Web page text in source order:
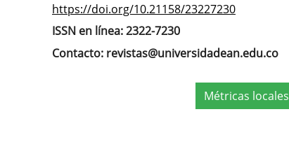
https://doi.org/10.21158/23227230
ISSN en línea: 2322-7230
Contacto: revistas@universidadean.edu.co
Métricas locales